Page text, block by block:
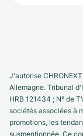
J'autorise
Allemagne. Tribunal
HRB 121434 ; N° de
sociétés associées à
promotions, les
susmentionnée. Ce